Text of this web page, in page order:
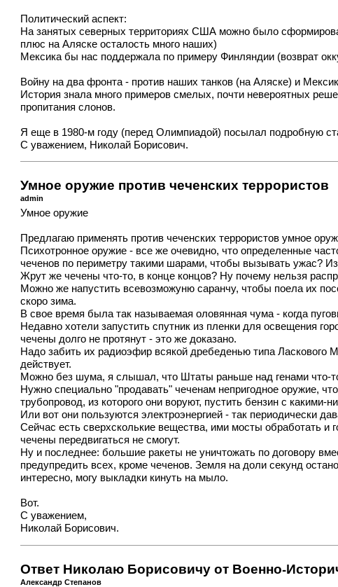
Политический аспект:
На занятых северных территориях США можно было
плюс на Аляске осталость много наших)
Мексика бы нас поддержала по примеру Финляндии (возврат
Войну на два фронта - против наших танков (на Аляске) и
История знала много примеров смелых, почти невероятных
пропитания слонов.
Я еще в 1980-м году (перед Олимпиадой) посылал подробную
С уважением, Николай Борисович.
Умное оружие против чеченских террористов
admin
Умное оружие
Предлагаю применять против чеченских террористов умное
Психотронное оружие - все же очевидно, что определенные
чеченов по периметру такими шарами, чтобы вызывать ужас?
Жрут же чечены что-то, в конце концов? Ну почему нельзя
Можно же напустить всевозможуню саранчу, чтобы поела их
скоро зима.
В свое время была так называемая оловянная чума - когда
Недавно хотели запустить спутник из пленки для освещения
чечены долго не протянут - это же доказано.
Надо забить их радиоэфир всякой дребеденью типа Ласкового
действует.
Можно без шума, я слышал, что Штаты раньше над генами что-
Нужно специально "продавать" чеченам непригодное оружие,
трубопровод, из которого они воруют, пустить бензин с какими-
Или вот они пользуются электроэнергией - так периодически
Сейчас есть сверхсколькие вещества, ими мосты обработать
чечены передвигаться не смогут.
Ну и последнее: большие ракеты не уничтожать по договору
предупредить всех, кроме чеченов. Земля на доли секунд
интересно, могу выкладки кинуть на мыло.
Вот.
С уважением,
Николай Борисович.
Ответ Николаю Борисовичу от Военно-
Александр Степанов